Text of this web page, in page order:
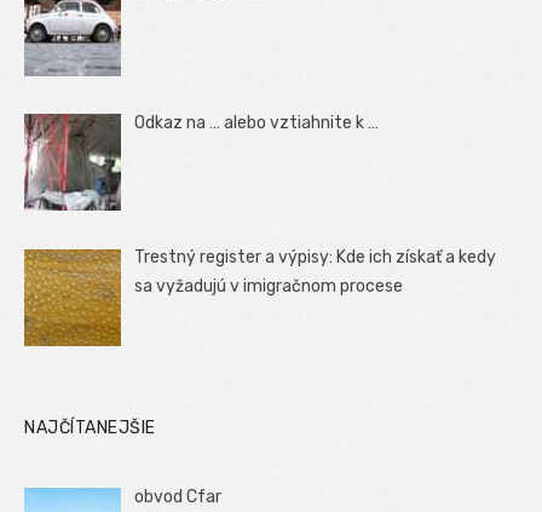
Odkaz na … alebo vztiahnite k …
Trestný register a výpisy: Kde ich získať a kedy
sa vyžadujú v imigračnom procese
NAJČÍTANEJŠIE
obvod Cfar